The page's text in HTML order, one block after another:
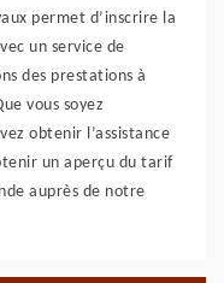
permet d’inscrire la
un service de
des prestations à
vous soyez
obtenir l’assistance
un aperçu du tarif
auprès de notre